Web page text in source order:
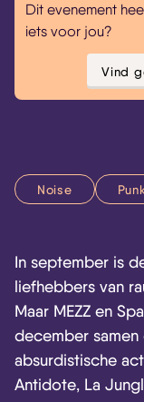
Dit evenement
iets voor jou?
Vind
Noise
In september is
liefhebbers van
Maar MEZZ en
december
absurdistische
Antidote, La